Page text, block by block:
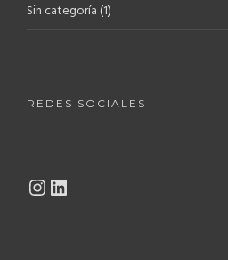
Sin categoría (1)
REDES SOCIALES